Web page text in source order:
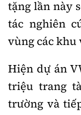
tặng lần này
tác nghiên
vùng các khu
Hiện dự án
triệu trang
trường và